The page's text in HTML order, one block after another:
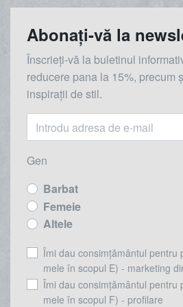
Abonați-vă la
Înscrieți-vă la buletinul
reducere pana la 15%, precum
inspirații de stil.
Gen
Barbat
Femeie
Altele
Îmi dau consimțământul pentru
mele în scopul E) - marketing
Îmi dau consimțământul pentru
mele în scopul F) - profilare